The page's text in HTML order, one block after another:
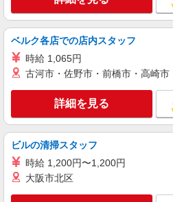
ライフアクトピ
2-31-22 アクトピ
キープ
アルバイト
ライフ北赤羽店（店舗コード827）
レジ
ライフ北赤羽
ベルク各店での店内スタッフ
時給 1,065円
古河市・佐野市・前橋市・高崎
詳細を見る
ビルの清掃スタッフ
時給 1,200円〜1,200円
大阪市北区